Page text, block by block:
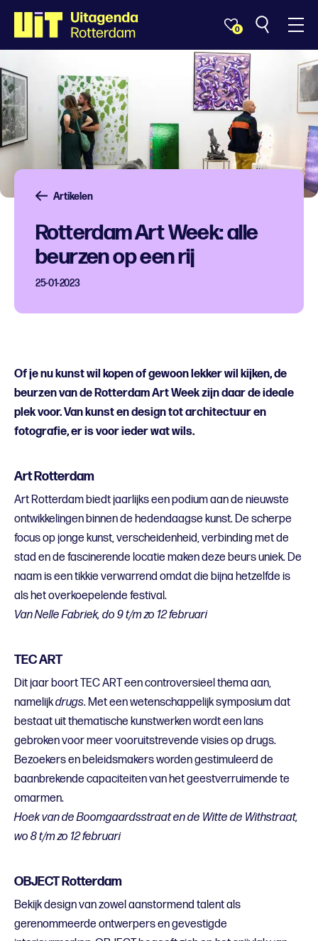
0
Artikelen
Rotterdam Art Week: alle
beurzen op een rij
25-01-2023
Of je nu kunst wil kopen of gewoon lekker wil kijken, de
beurzen van de Rotterdam Art Week zijn daar de ideale
plek voor. Van kunst en design tot architectuur en
fotografie, er is voor ieder wat wils.
Art Rotterdam
Art Rotterdam biedt jaarlijks een podium aan de nieuwste
ontwikkelingen binnen de hedendaagse kunst. De scherpe
focus op jonge kunst, verscheidenheid, verbinding met de
stad en de fascinerende locatie maken deze beurs uniek. De
naam is een tikkie verwarrend omdat die bijna hetzelfde is
als het overkoepelende festival.
Van Nelle Fabriek, do 9 t/m zo 12 februari
TEC ART
Dit jaar boort TEC ART een controversieel thema aan,
namelijkdrugs. Met een wetenschappelijk symposium dat
bestaat uit thematische kunstwerken wordt een lans
gebroken voor meer vooruitstrevende visies op drugs.
Bezoekers en beleidsmakers worden gestimuleerd de
baanbrekende capaciteiten van het geestverruimende te
omarmen.
Hoek van de Boomgaardsstraat en de Witte de Withstraat,
wo 8 t/m zo 12 februari
OBJECT Rotterdam
Bekijk design van zowel aanstormend talent als
gerenommeerde ontwerpers en gevestigde